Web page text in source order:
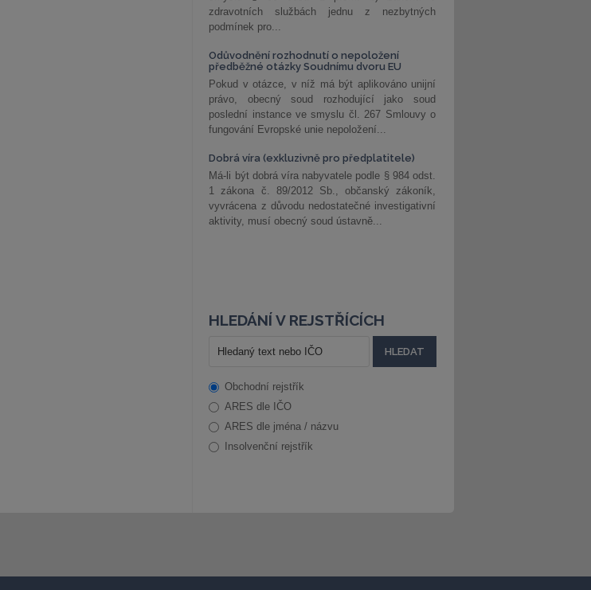
zdravotních službách jednu z nezbytných
podmínek pro...
Odůvodnění rozhodnutí o nepoložení
předběžné otázky Soudnímu dvoru EU
Pokud v otázce, v níž má být aplikováno unijní
právo, obecný soud rozhodující jako soud
poslední instance ve smyslu čl. 267 Smlouvy o
fungování Evropské unie nepoložení...
Dobrá víra (exkluzivně pro předplatitele)
Má-li být dobrá víra nabyvatele podle § 984 odst.
1 zákona č. 89/2012 Sb., občanský zákoník,
vyvrácena z důvodu nedostatečné investigativní
aktivity, musí obecný soud ústavně...
HLEDÁNÍ V REJSTŘÍCÍCH
Obchodní rejstřík
ARES dle IČO
ARES dle jména / názvu
Insolvenční rejstřík